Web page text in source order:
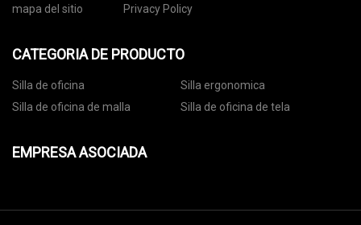
mapa del sitio
Privacy Policy
CATEGORIA DE PRODUCTO
Silla de oficina
Silla ergonomica
Silla de oficina de malla
Silla de oficina de tela
EMPRESA ASOCIADA